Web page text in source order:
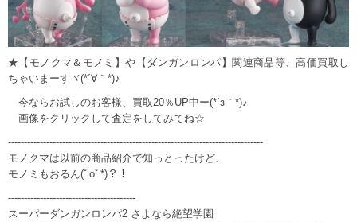
★【モノクマ＆モノミ】や【ダンガンロンパ】関連商品等、高価買取し
ちゃいまーすヾ(*´∀｀*)♪
今ならお試しのお客様、買取20％UP中ー(*´з｀*)♪
画像をクリックして査定をしてみてね☆
--------------------------------------------------------------------------------
モノクマは以前の商品紹介で知っとったけど、
モノミもおるん(ﾟoﾟ*)？！
----------------------------------------
スーパーダンガンロンパ2 さよなら絶望学園